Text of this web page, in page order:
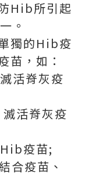
Hib所引起
。
獨的Hib疫
苗，如：
活脊灰疫
活脊灰疫
疫苗;
合疫苗、